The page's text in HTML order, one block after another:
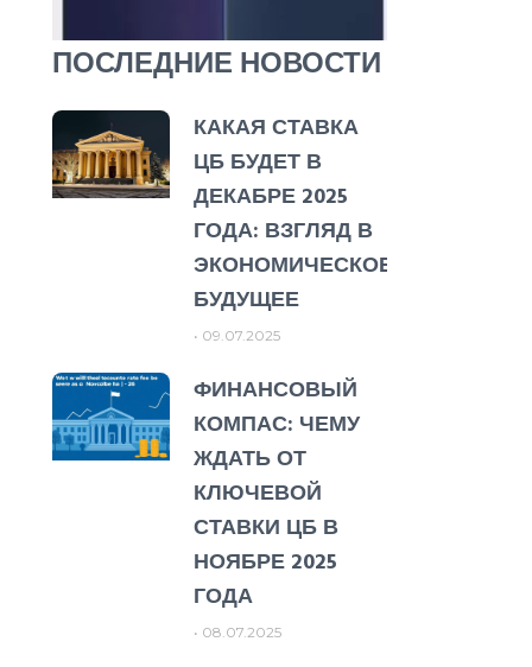
ПОСЛЕДНИЕ НОВОСТИ
КАКАЯ СТАВКА
ЦБ БУДЕТ В
ДЕКАБРЕ 2025
ГОДА: ВЗГЛЯД В
ЭКОНОМИЧЕСКОЕ
БУДУЩЕЕ
09.07.2025
ФИНАНСОВЫЙ
КОМПАС: ЧЕМУ
ЖДАТЬ ОТ
КЛЮЧЕВОЙ
СТАВКИ ЦБ В
НОЯБРЕ 2025
ГОДА
08.07.2025